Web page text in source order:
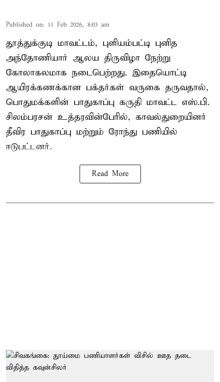
Published on: 11 Feb 2026, 8:03 am
தூத்துக்குடி மாவட்டம், புளியம்பட்டி புனித
அந்தோணியார் ஆலய திருவிழா நேற்று
கோலாகலமாக நடைபெற்றது. இதையொட்டி
ஆயிரக்கணக்கான பக்தர்கள் வருகை தருவதால்,
பொதுமக்களின் பாதுகாப்பு கருதி மாவட்ட எஸ்.பி.
சிலம்பரசன் உத்தரவின்பேரில், காவல்துறையினர்
தீவிர பாதுகாப்பு மற்றும் ரோந்து பணியில்
ஈடுபட்டனர்.
Read More